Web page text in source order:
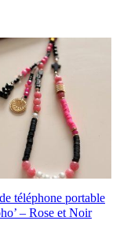
téléphone portable
– Rose et Noir